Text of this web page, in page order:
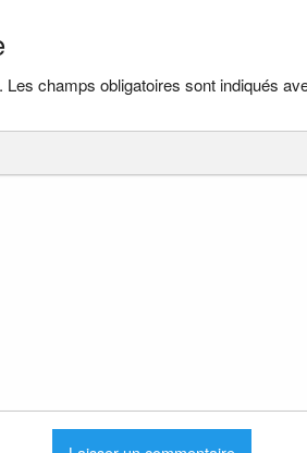
Les champs obligatoires sont indiqués